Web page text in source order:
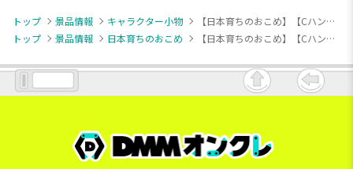
トップ 景品情報 キャラクター小物
【日本育ちのおこめ】【Cハンバーグ大王】日本育ちのおこめ マスコットキーチェーン
トップ
景品情報 日本育ちのおこめ 【日本育ちのおこめ】【Cハンバーグ大王】日本育ちのおこめ マスコットキーチェーン